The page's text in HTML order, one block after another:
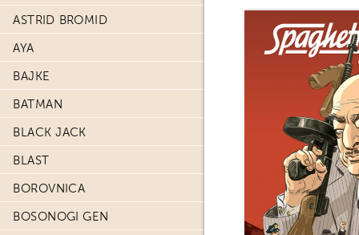
ASTRID BROMID
AYA
BAJKE
BATMAN
BLACK JACK
BLAST
BOROVNICA
BOSONOGI GEN